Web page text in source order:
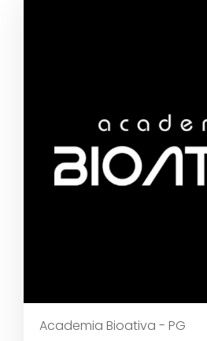
Academia Bioativa - PG